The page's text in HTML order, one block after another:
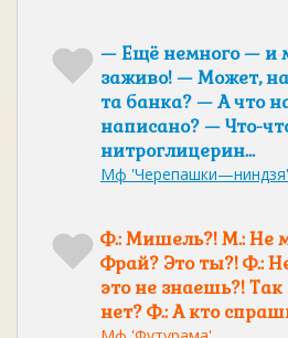
— Ещё немного — и
заживо! — Может,
та банка? — А что
написано? — Что-
нитроглицерин…
Мф 'Черепашки—ниндзя'
Ф.: Мишель?! М.: Не
Фрай? Это ты?! Ф.:
это не знаешь?!
нет? Ф.: А кто